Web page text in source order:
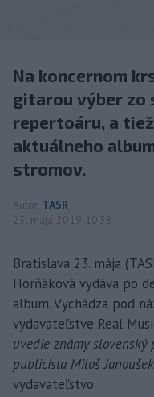
Na koncernom
gitarou výber zo
repertoáru, a
aktuálneho
stromov.
Autor TASR
23. mája 2019 10:38
Bratislava 23. mája
Horňáková vydáva po
album. Vychádza pod
vydavateľstve Real
uvedie známy slovenský
publicista Miloš
vydavateľstvo.